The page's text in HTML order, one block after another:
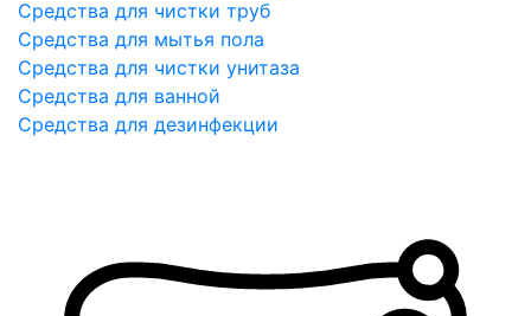
Средства для чистки труб
Средства для мытья пола
Средства для чистки унитаза
Средства для ванной
Средства для дезинфекции